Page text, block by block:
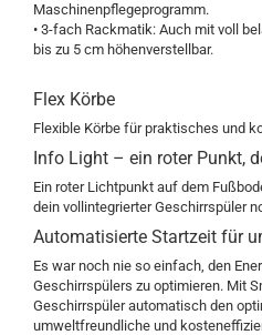
Maschinenpflegeprogramm.
• 3-fach Rackmatik: Auch mit voll
bis zu 5 cm höhenverstellbar.
Flex Körbe
Flexible Körbe für praktisches und
Info Light – ein roter Punkt,
Ein roter Lichtpunkt auf dem
dein vollintegrierter Geschirrspüler
Automatisierte Startzeit für
Es war noch nie so einfach, den
Geschirrspülers zu optimieren. Mit
Geschirrspüler automatisch den
umweltfreundliche und